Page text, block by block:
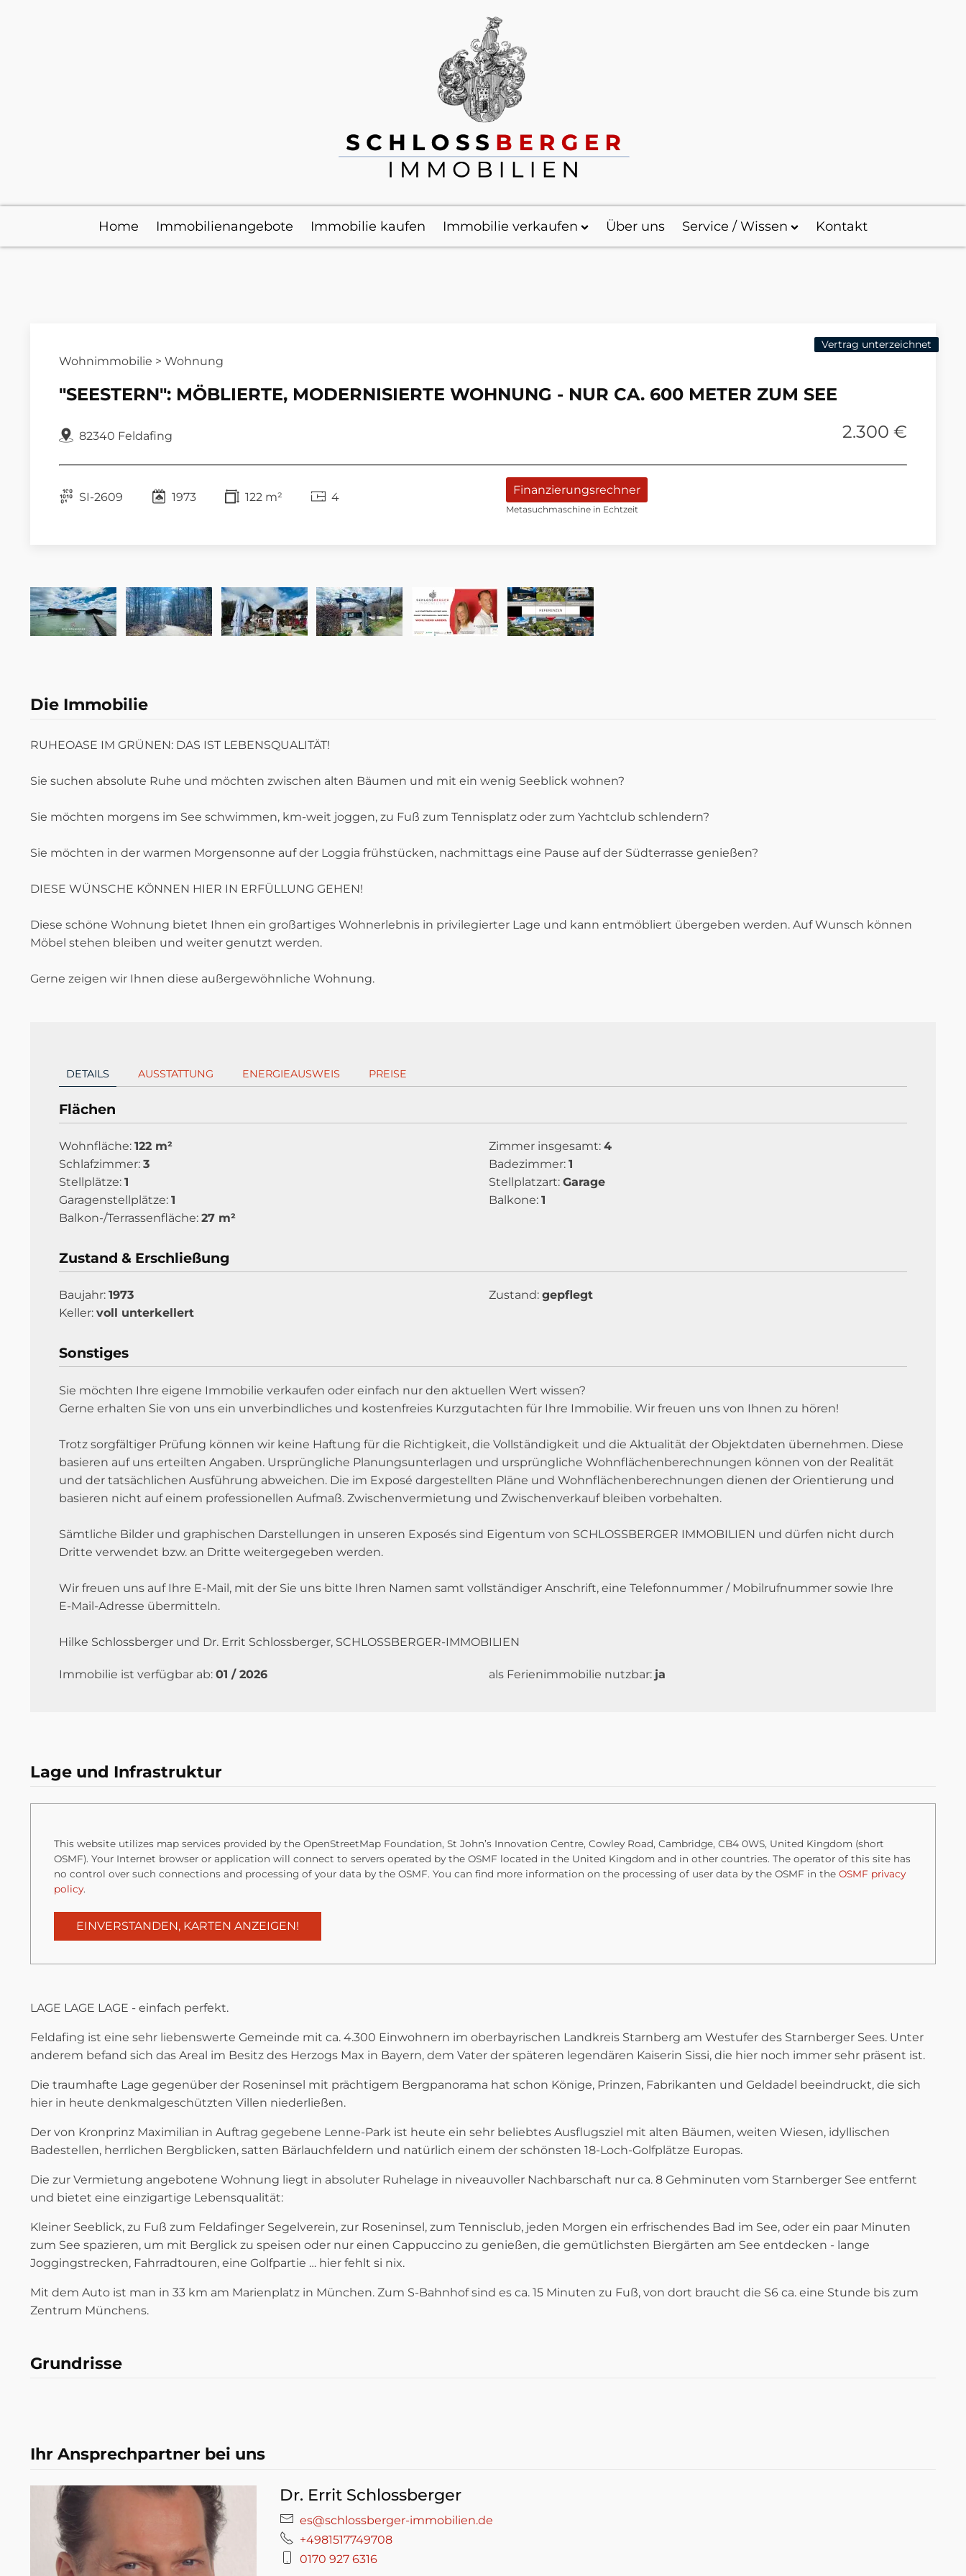
Home Immobilienangebote Immobilie kaufen Immobilie verkaufen Über uns Service / Wissen Kontakt
Wohnimmobilie > Wohnung
Vertrag unterzeichnet
"SEESTERN": MÖBLIERTE, MODERNISIERTE WOHNUNG - NUR CA. 600 METER ZUM SEE
82340 Feldafing 2.300 €
SI-2609 1973 122 m² 4 Finanzierungsrechner
Metasuchmaschine in Echtzeit
Die Immobilie
RUHEOASE IM GRÜNEN: DAS IST LEBENSQUALITÄT!
Sie suchen absolute Ruhe und möchten zwischen alten Bäumen und mit ein wenig Seeblick wohnen?
Sie möchten morgens im See schwimmen, km-weit joggen, zu Fuß zum Tennisplatz oder zum Yachtclub schlendern?
Sie möchten in der warmen Morgensonne auf der Loggia frühstücken, nachmittags eine Pause auf der Südterrasse genießen?
DIESE WÜNSCHE KÖNNEN HIER IN ERFÜLLUNG GEHEN!
Diese schöne Wohnung bietet Ihnen ein großartiges Wohnerlebnis in privilegierter Lage und kann entmöbliert übergeben werden. Auf Wunsch können
Möbel stehen bleiben und weiter genutzt werden.
Gerne zeigen wir Ihnen diese außergewöhnliche Wohnung.
DETAILS AUSSTATTUNG ENERGIEAUSWEIS PREISE
Flächen
Wohnfläche: 122 m² Zimmer insgesamt: 4
Schlafzimmer: 3 Badezimmer: 1
Stellplätze: 1 Stellplatzart: Garage
Garagenstellplätze: 1 Balkone: 1
Balkon-/Terrassenfläche: 27 m²
Zustand & Erschließung
Baujahr: 1973 Zustand: gepflegt
Keller: voll unterkellert
Sonstiges
Sie möchten Ihre eigene Immobilie verkaufen oder einfach nur den aktuellen Wert wissen?
Gerne erhalten Sie von uns ein unverbindliches und kostenfreies Kurzgutachten für Ihre Immobilie. Wir freuen uns von Ihnen zu hören!
Trotz sorgfältiger Prüfung können wir keine Haftung für die Richtigkeit, die Vollständigkeit und die Aktualität der Objektdaten übernehmen. Diese
basieren auf uns erteilten Angaben. Ursprüngliche Planungsunterlagen und ursprüngliche Wohnflächenberechnungen können von der Realität
und der tatsächlichen Ausführung abweichen. Die im Exposé dargestellten Pläne und Wohnflächenberechnungen dienen der Orientierung und
basieren nicht auf einem professionellen Aufmaß. Zwischenvermietung und Zwischenverkauf bleiben vorbehalten.
Sämtliche Bilder und graphischen Darstellungen in unseren Exposés sind Eigentum von SCHLOSSBERGER IMMOBILIEN und dürfen nicht durch
Dritte verwendet bzw. an Dritte weitergegeben werden.
Wir freuen uns auf Ihre E-Mail, mit der Sie uns bitte Ihren Namen samt vollständiger Anschrift, eine Telefonnummer / Mobilrufnummer sowie Ihre
E-Mail-Adresse übermitteln.
Hilke Schlossberger und Dr. Errit Schlossberger, SCHLOSSBERGER-IMMOBILIEN
Immobilie ist verfügbar ab: 01 / 2026 als Ferienimmobilie nutzbar: ja
Lage und Infrastruktur
This website utilizes map services provided by the OpenStreetMap Foundation, St John’s Innovation Centre, Cowley Road, Cambridge, CB4 0WS, United Kingdom (short
OSMF). Your Internet browser or application will connect to servers operated by the OSMF located in the United Kingdom and in other countries. The operator of this site has
no control over such connections and processing of your data by the OSMF. You can find more information on the processing of user data by the OSMF in the OSMF privacy
policy.
EINVERSTANDEN, KARTEN ANZEIGEN!
LAGE LAGE LAGE - einfach perfekt.
Feldafing ist eine sehr liebenswerte Gemeinde mit ca. 4.300 Einwohnern im oberbayrischen Landkreis Starnberg am Westufer des Starnberger Sees. Unter
anderem befand sich das Areal im Besitz des Herzogs Max in Bayern, dem Vater der späteren legendären Kaiserin Sissi, die hier noch immer sehr präsent ist.
Die traumhafte Lage gegenüber der Roseninsel mit prächtigem Bergpanorama hat schon Könige, Prinzen, Fabrikanten und Geldadel beeindruckt, die sich
hier in heute denkmalgeschützten Villen niederließen.
Der von Kronprinz Maximilian in Auftrag gegebene Lenne-Park ist heute ein sehr beliebtes Ausflugsziel mit alten Bäumen, weiten Wiesen, idyllischen
Badestellen, herrlichen Bergblicken, satten Bärlauchfeldern und natürlich einem der schönsten 18-Loch-Golfplätze Europas.
Die zur Vermietung angebotene Wohnung liegt in absoluter Ruhelage in niveauvoller Nachbarschaft nur ca. 8 Gehminuten vom Starnberger See entfernt
und bietet eine einzigartige Lebensqualität:
Kleiner Seeblick, zu Fuß zum Feldafinger Segelverein, zur Roseninsel, zum Tennisclub, jeden Morgen ein erfrischendes Bad im See, oder ein paar Minuten
zum See spazieren, um mit Berglick zu speisen oder nur einen Cappuccino zu genießen, die gemütlichsten Biergärten am See entdecken - lange
Joggingstrecken, Fahrradtouren, eine Golfpartie … hier fehlt si nix.
Mit dem Auto ist man in 33 km am Marienplatz in München. Zum S-Bahnhof sind es ca. 15 Minuten zu Fuß, von dort braucht die S6 ca. eine Stunde bis zum
Zentrum Münchens.
Grundrisse
Ihr Ansprechpartner bei uns
Dr. Errit Schlossberger
es@schlossberger-immobilien.de
+4981517749708
0170 927 6316